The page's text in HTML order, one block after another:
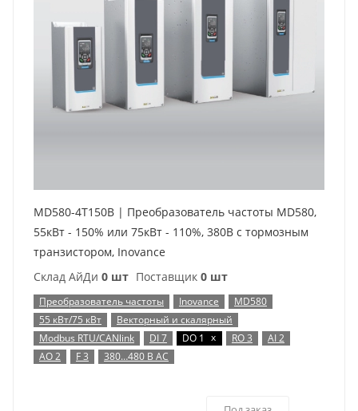
MD580-4T150B | Преобразователь частоты MD580,
55кВт - 150% или 75кВт - 110%, 380В с тормозным
транзистором, Inovance
Склад АйДи 0 шт Поставщик 0 шт
Преобразователь частоты Inovance
MD580
55 кВт/75 кВт
Векторный и скалярный
Modbus RTU/CANlink
DI 7 DO 1 x RO 3
AI 2
AO 2
F 3 380…480 В AC